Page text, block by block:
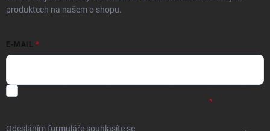
produktech na našem e-shopu.
E-MAIL
Odesláním formuláře souhlasíte se .